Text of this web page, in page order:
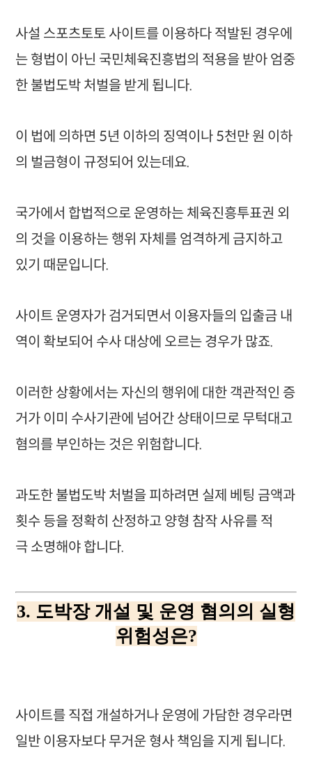
사설 스포츠토토 사이트를 이용하다 적발된 경우에
는 형법이 아닌 국민체육진흥법의 적용을 받아 엄중
한 불법도박 처벌을 받게 됩니다.
이 법에 의하면 5년 이하의 징역이나 5천만 원 이하
의 벌금형이 규정되어 있는데요.
국가에서 합법적으로 운영하는 체육진흥투표권 외
의 것을 이용하는 행위 자체를 엄격하게 금지하고
있기 때문입니다.
사이트 운영자가 검거되면서 이용자들의 입출금 내
역이 확보되어 수사 대상에 오르는 경우가 많죠.
이러한 상황에서는 자신의 행위에 대한 객관적인 증
거가 이미 수사기관에 넘어간 상태이므로 무턱대고
혐의를 부인하는 것은 위험합니다.
과도한 불법도박 처벌을 피하려면 실제 베팅 금액과
횟수 등을 정확히 산정하고 양형 참작 사유를 적
극 소명해야 합니다.
3. 도박장 개설 및 운영 혐의의 실형
위험성은?
사이트를 직접 개설하거나 운영에 가담한 경우라면
일반 이용자보다 무거운 형사 책임을 지게 됩니다.